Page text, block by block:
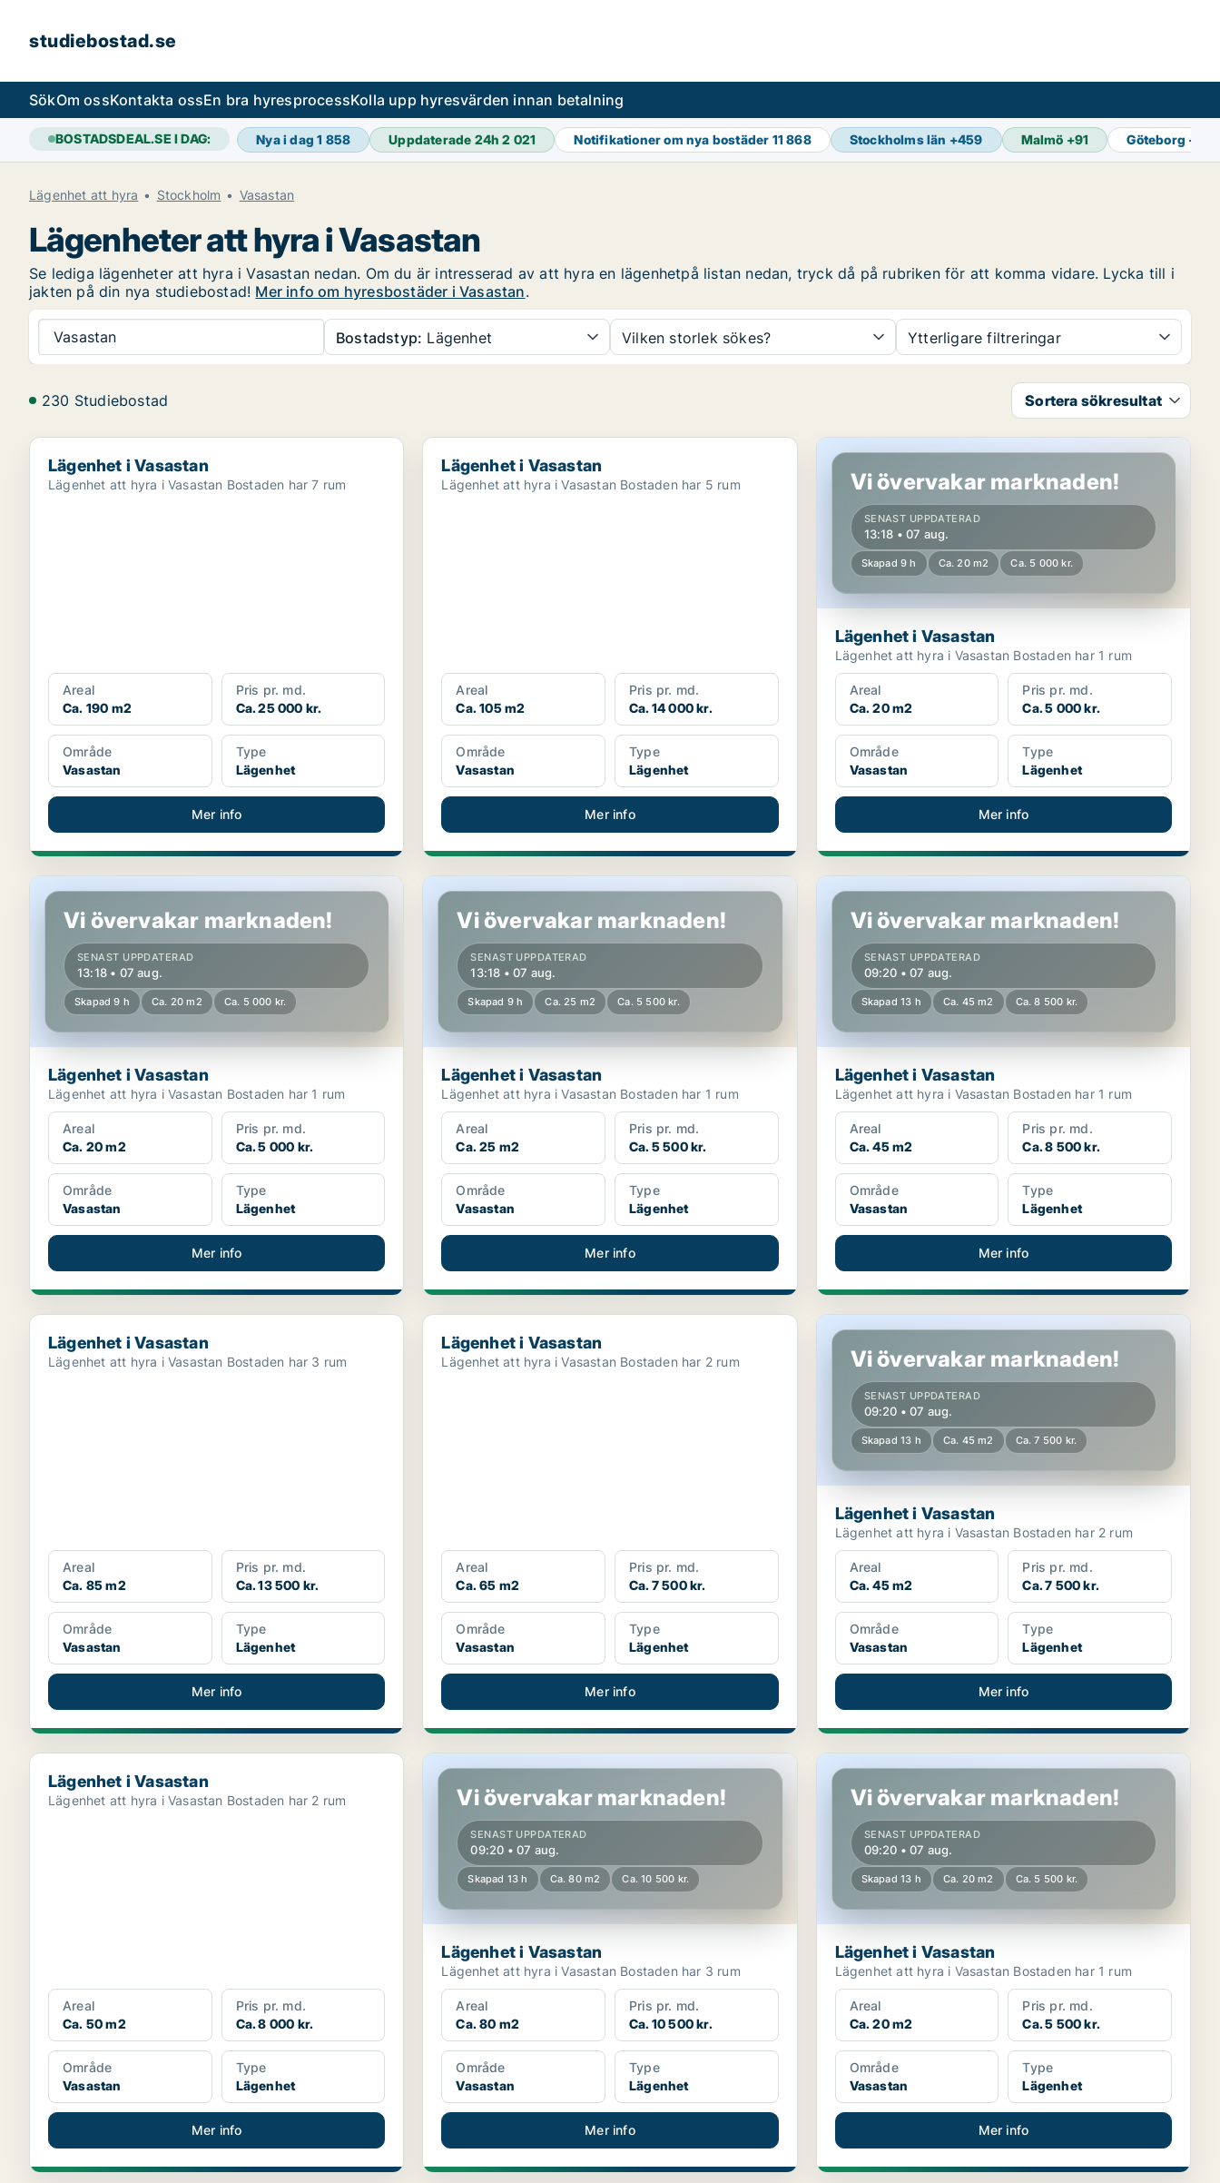
studiebostad.se
SökOm ossKontakta ossEn bra hyresprocessKolla upp hyresvärden innan betalning
BOSTADSDEAL.SE I DAG: Nya i dag1 858 Uppdaterade 24h2 021 Notifikationer om nya bostäder 11 868 Stockholms län +459 Malmö +91 Göteborg +
Lägenhet att hyra Stockholm Vasastan
Lägenheter att hyra i Vasastan
Se lediga lägenheter att hyra i Vasastan nedan. Om du är intresserad av att hyra en lägenhetpå listan nedan, tryck då på rubriken för att komma vidare. Lycka till i
jakten på din nya studiebostad! Mer info om hyresbostäder i Vasastan.
Vasastan Bostadstyp: Lägenhet Vilken storlek sökes? Ytterligare filtreringar
230 Studiebostad Sortera sökresultat
Lägenhet i Vasastan
Lägenhet i Vasastan
Lägenhet att hyra i Vasastan Bostaden har 7 rum
Areal
Ca. 190 m2
Pris pr. md.
Ca. 25 000 kr.
Område
Vasastan
Type
Lägenhet
Mer info
Lägenhet i Vasastan
Lägenhet i Vasastan
Lägenhet att hyra i Vasastan Bostaden har 5 rum
Areal
Ca. 105 m2
Pris pr. md.
Ca. 14 000 kr.
Område
Vasastan
Type
Lägenhet
Mer info
Lägenhet i Vasastan
Vi övervakar marknaden!
SENAST UPPDATERAD
13:18 • 07 aug.
Skapad 9 h Ca. 20 m2 Ca. 5 000 kr.
Lägenhet i Vasastan
Lägenhet att hyra i Vasastan Bostaden har 1 rum
Areal
Ca. 20 m2
Pris pr. md.
Ca. 5 000 kr.
Område
Vasastan
Type
Lägenhet
Mer info
Lägenhet i Vasastan
Vi övervakar marknaden!
SENAST UPPDATERAD
13:18 • 07 aug.
Skapad 9 h Ca. 20 m2 Ca. 5 000 kr.
Lägenhet i Vasastan
Lägenhet att hyra i Vasastan Bostaden har 1 rum
Areal
Ca. 20 m2
Pris pr. md.
Ca. 5 000 kr.
Område
Vasastan
Type
Lägenhet
Mer info
Lägenhet i Vasastan
Vi övervakar marknaden!
SENAST UPPDATERAD
13:18 • 07 aug.
Skapad 9 h Ca. 25 m2 Ca. 5 500 kr.
Lägenhet i Vasastan
Lägenhet att hyra i Vasastan Bostaden har 1 rum
Areal
Ca. 25 m2
Pris pr. md.
Ca. 5 500 kr.
Område
Vasastan
Type
Lägenhet
Mer info
Lägenhet i Vasastan
Vi övervakar marknaden!
SENAST UPPDATERAD
09:20 • 07 aug.
Skapad 13 h Ca. 45 m2 Ca. 8 500 kr.
Lägenhet i Vasastan
Lägenhet att hyra i Vasastan Bostaden har 1 rum
Areal
Ca. 45 m2
Pris pr. md.
Ca. 8 500 kr.
Område
Vasastan
Type
Lägenhet
Mer info
Lägenhet i Vasastan
Lägenhet i Vasastan
Lägenhet att hyra i Vasastan Bostaden har 3 rum
Areal
Ca. 85 m2
Pris pr. md.
Ca. 13 500 kr.
Område
Vasastan
Type
Lägenhet
Mer info
Lägenhet i Vasastan
Lägenhet i Vasastan
Lägenhet att hyra i Vasastan Bostaden har 2 rum
Areal
Ca. 65 m2
Pris pr. md.
Ca. 7 500 kr.
Område
Vasastan
Type
Lägenhet
Mer info
Lägenhet i Vasastan
Vi övervakar marknaden!
SENAST UPPDATERAD
09:20 • 07 aug.
Skapad 13 h Ca. 45 m2 Ca. 7 500 kr.
Lägenhet i Vasastan
Lägenhet att hyra i Vasastan Bostaden har 2 rum
Areal
Ca. 45 m2
Pris pr. md.
Ca. 7 500 kr.
Område
Vasastan
Type
Lägenhet
Mer info
Lägenhet i Vasastan
Lägenhet i Vasastan
Lägenhet att hyra i Vasastan Bostaden har 2 rum
Areal
Ca. 50 m2
Pris pr. md.
Ca. 8 000 kr.
Område
Vasastan
Type
Lägenhet
Mer info
Lägenhet i Vasastan
Vi övervakar marknaden!
SENAST UPPDATERAD
09:20 • 07 aug.
Skapad 13 h Ca. 80 m2 Ca. 10 500 kr.
Lägenhet i Vasastan
Lägenhet att hyra i Vasastan Bostaden har 3 rum
Areal
Ca. 80 m2
Pris pr. md.
Ca. 10 500 kr.
Område
Vasastan
Type
Lägenhet
Mer info
Lägenhet i Vasastan
Vi övervakar marknaden!
SENAST UPPDATERAD
09:20 • 07 aug.
Skapad 13 h Ca. 20 m2 Ca. 5 500 kr.
Lägenhet i Vasastan
Lägenhet att hyra i Vasastan Bostaden har 1 rum
Areal
Ca. 20 m2
Pris pr. md.
Ca. 5 500 kr.
Område
Vasastan
Type
Lägenhet
Mer info